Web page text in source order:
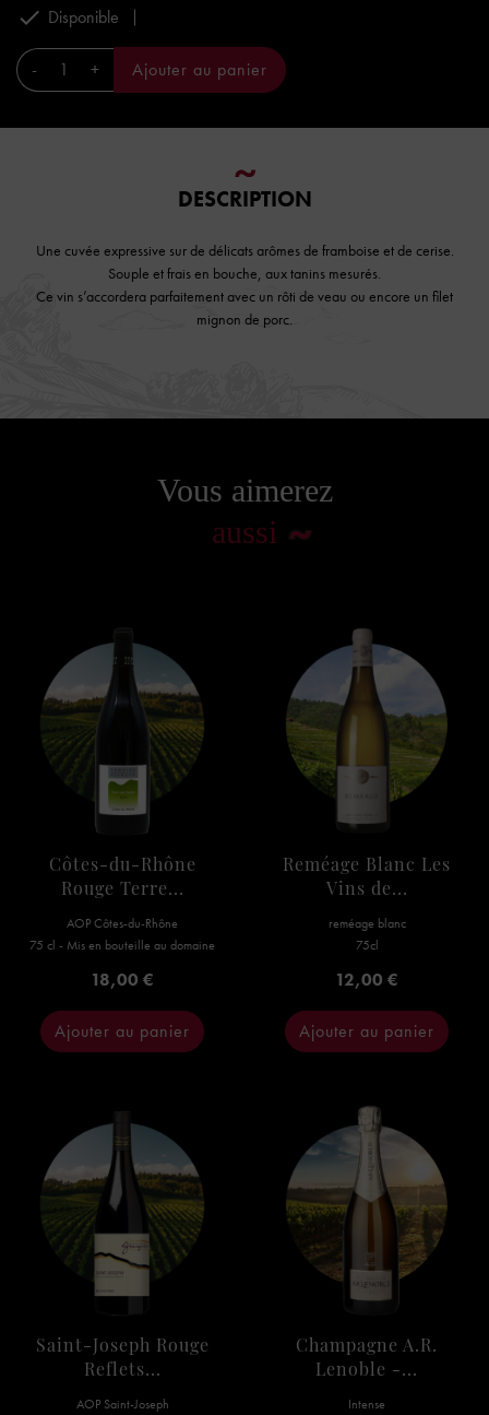
 Disponible
- + Ajouter au panier
DESCRIPTION
Une cuvée expressive sur de délicats arômesde framboise et de cerise.
Souple et frais en bouche, aux tanins mesurés.
Ce vin s’accordera parfaitement avec un rôti de veau ou encore un filet
mignon de porc.
Vous aimerez
aussi
Côtes-du-Rhône
Rouge Terre...
AOP Côtes-du-Rhône
75 cl - Mis en bouteille au domaine
Prix
18,00 €
Ajouter au panier
Reméage Blanc Les
Vins de...
reméage blanc
75cl
Prix
12,00 €
Ajouter au panier
Saint-Joseph Rouge
Reflets...
AOP Saint-Joseph
Champagne A.R.
Lenoble -...
Intense